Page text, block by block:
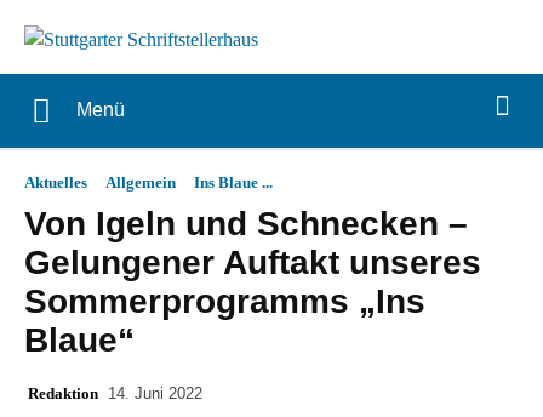
Menü
Aktuelles Allgemein Ins Blaue ...
Von Igeln und Schnecken –
Gelungener Auftakt unseres
Sommerprogramms „Ins
Blaue“
Redaktion 14. Juni 2022